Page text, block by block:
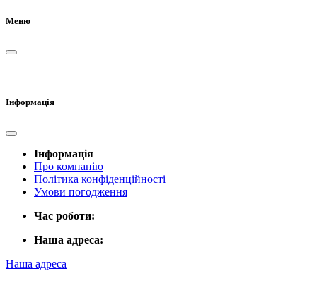
Меню
Інформація
Інформація
Про компанію
Політика конфіденційності
Умови погодження
Час роботи:
Наша адреса:
Наша адреса